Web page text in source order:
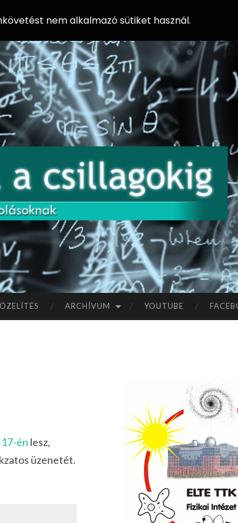
AZ
AT
OM
OK
TÓ
L A
IG
Előadássorozat
középiskolásoknak
az ELTE
Természettudományi
Kar Fizikai
Intézetében
ARCHÍVUM YOUTUBE
én lesz,
üzenetét.
nem alkalmazó sütiket használ.